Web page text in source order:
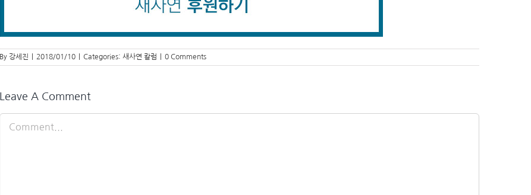
By 강세진 2018/01/10 Categories: 새사연 칼럼 0 Comments
Leave A Comment